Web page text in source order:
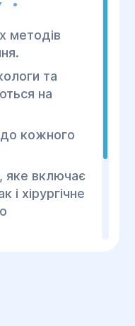
методів
та
на
до кожного
яке включає
і хірургічне